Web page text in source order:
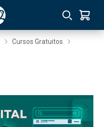
Cursos Gratuitos